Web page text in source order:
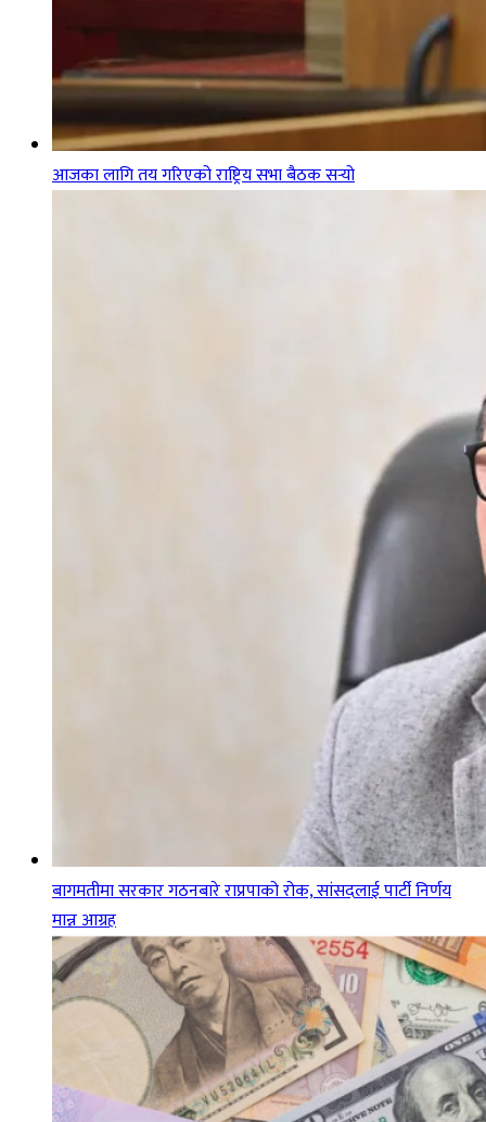
आजका लागि तय गरिएको राष्ट्रिय सभा बैठक सर्‍यो
बागमतीमा सरकार गठनबारे राप्रपाको रोक, सांसदलाई पार्टी निर्णय
मान्न आग्रह